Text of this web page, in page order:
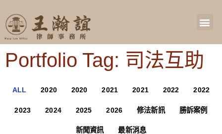
Portfolio Tag: 司法互助
ALL 2020 2020 2021 2021 2022 2022
2023 2024 2025 2026 修法新訊 勝訴案例
新聞資訊 最新消息